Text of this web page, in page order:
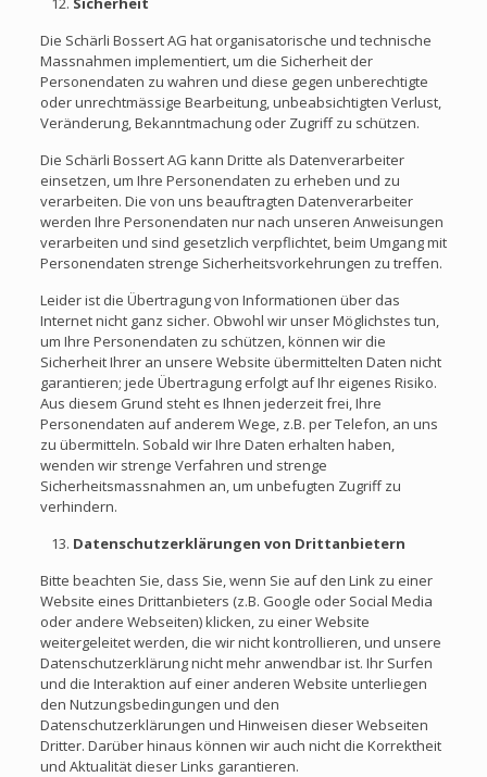
Die Schärli Bossert AG hat organisatorische und technische
Massnahmen implementiert, um die Sicherheit der
Personendaten zu wahren und diese gegen unberechtigte
oder unrechtmässige Bearbeitung, unbeabsichtigten Verlust,
Veränderung, Bekanntmachung oder Zugriff zu schützen.
Die Schärli Bossert AG kann Dritte als Datenverarbeiter
einsetzen, um Ihre Personendaten zu erheben und zu
verarbeiten. Die von uns beauftragten Datenverarbeiter
werden Ihre Personendaten nur nach unseren Anweisungen
verarbeiten und sind gesetzlich verpflichtet, beim Umgang mit
Personendaten strenge Sicherheitsvorkehrungen zu treffen.
Leider ist die Übertragung von Informationen über das
Internet nicht ganz sicher. Obwohl wir unser Möglichstes tun,
um Ihre Personendaten zu schützen, können wir die
Sicherheit Ihrer an unsere Website übermittelten Daten nicht
garantieren; jede Übertragung erfolgt auf Ihr eigenes Risiko.
Aus diesem Grund steht es Ihnen jederzeit frei, Ihre
Personendaten auf anderem Wege, z.B. per Telefon, an uns
zu übermitteln. Sobald wir Ihre Daten erhalten haben,
wenden wir strenge Verfahren und strenge
Sicherheitsmassnahmen an, um unbefugten Zugriff zu
verhindern.
Datenschutzerklärungen von Drittanbietern
Bitte beachten Sie, dass Sie, wenn Sie auf den Link zu einer
Website eines Drittanbieters (z.B. Google oder Social Media
oder andere Webseiten) klicken, zu einer Website
weitergeleitet werden, die wir nicht kontrollieren, und unsere
Datenschutzerklärung nicht mehr anwendbar ist. Ihr Surfen
und die Interaktion auf einer anderen Website unterliegen
den Nutzungsbedingungen und den
Datenschutzerklärungen und Hinweisen dieser Webseiten
Dritter. Darüber hinaus können wir auch nicht die Korrektheit
und Aktualität dieser Links garantieren.